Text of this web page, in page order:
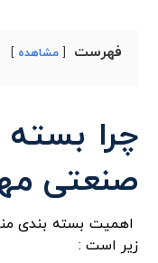
فهرست مشاهده
چرا
صنعتی
اهمیت بسته بندی
زیر است :